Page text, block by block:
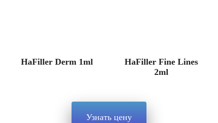
HaFiller Derm 1ml
HaFiller Fine Lines
2ml
Узнать цену